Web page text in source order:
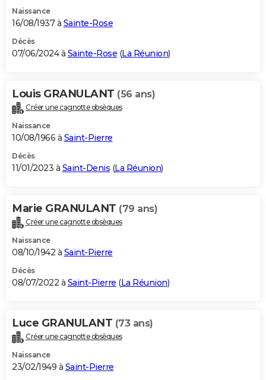
Naissance
16/08/1937 à Sainte-Rose
Décès
07/06/2024 à Sainte-Rose (La Réunion)
Louis GRANULANT (56 ans)
Créer une cagnotte obsèques
Naissance
10/08/1966 à Saint-Pierre
Décès
11/01/2023 à Saint-Denis (La Réunion)
Marie GRANULANT (79 ans)
Créer une cagnotte obsèques
Naissance
08/10/1942 à Saint-Pierre
Décès
08/07/2022 à Saint-Pierre (La Réunion)
Luce GRANULANT (73 ans)
Créer une cagnotte obsèques
Naissance
23/02/1949 à Saint-Pierre